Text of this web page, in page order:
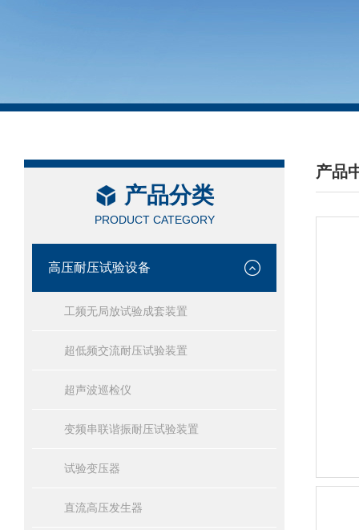
产品分类
PRODUCT CATEGORY
高压耐压试验设备
工频无局放试验成套装置
超低频交流耐压试验装置
超声波巡检仪
变频串联谐振耐压试验装置
试验变压器
直流高压发生器
产品
/